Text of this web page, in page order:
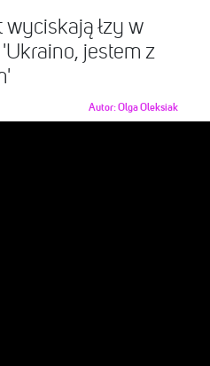
wyciskają łzy w
'Ukraino, jestem z
Autor:Olga Oleksiak